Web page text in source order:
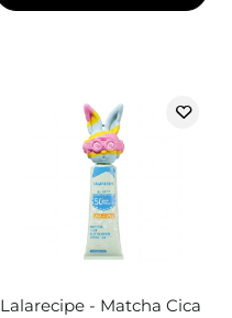
Lalarecipe - Matcha Cica